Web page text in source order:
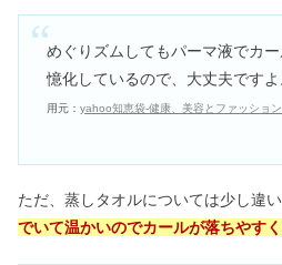
めぐりズムしてもパーマ液でカ
憶化しているので、大丈夫ですよ
用元：yahoo知恵袋-健康、美容とファッショ
ただ、蒸しタオルについては少し違い
でいて温かいのでカールが落ちやす